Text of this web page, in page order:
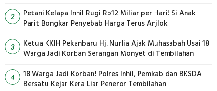
2
Petani Kelapa Inhil Rugi Rp12 Miliar per Hari! Si Anak
Parit Bongkar Penyebab Harga Terus Anjlok
3
Ketua KKIH Pekanbaru Hj. Nurlia Ajak Muhasabah Usai 18
Warga Jadi Korban Serangan Monyet di Tembilahan
4
18 Warga Jadi Korban! Polres Inhil, Pemkab dan BKSDA
Bersatu Kejar Kera Liar Peneror Tembilahan